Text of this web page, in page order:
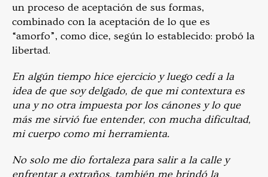
un proceso de aceptación de sus formas,
combinado con la aceptación de lo que es
“amorfo”, como dice, según lo establecido: probó la
libertad.
En algún tiempo hice ejercicio y luego cedí a la
idea de que soy delgado, de que mi contextura es
una y no otra impuesta por los cánones y lo que
más me sirvió fue entender, con mucha dificultad,
mi cuerpo como mi herramienta.
No solo me dio fortaleza para salir a la calle y
enfrentar a extraños, también me brindó la